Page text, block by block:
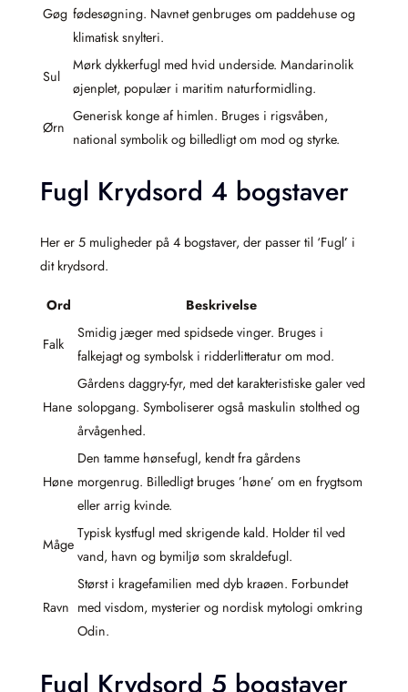
Gøg fødesøgning. Navnet genbruges om paddehuse og
klimatisk snylteri.
Sul
Mørk dykkerfugl med hvid underside. Mandarinolik
øjenplet, populær i maritim naturformidling.
Ørn
Generisk konge af himlen. Bruges i rigsvåben,
national symbolik og billedligt om mod og styrke.
Fugl Krydsord 4 bogstaver
Her er 5 muligheder på 4 bogstaver, der passer til ‘Fugl’ i
dit krydsord.
Ord Beskrivelse
Falk
Smidig jæger med spidsede vinger. Bruges i
falkejagt og symbolsk i ridderlitteratur om mod.
Hane
Gårdens daggry-fyr, med det karakteristiske galer ved
solopgang. Symboliserer også maskulin stolthed og
årvågenhed.
Høne
Den tamme hønsefugl, kendt fra gårdens
morgenrug. Billedligt bruges ’høne’ om en frygtsom
eller arrig kvinde.
Måge
Typisk kystfugl med skrigende kald. Holder til ved
vand, havn og bymiljø som skraldefugl.
Ravn
Størst i kragefamilien med dyb kraøen. Forbundet
med visdom, mysterier og nordisk mytologi omkring
Odin.
Fugl Krydsord 5 bogstaver